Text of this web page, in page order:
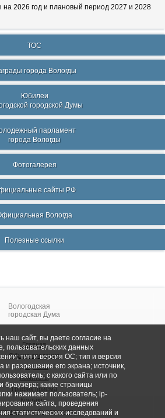
на 2026 год и плановый период 2027 и 2028
ТОС
города Вологды
Юбилеи
городской Думы
парламент
города Вологды
Фотогалерея
сайты РФ
Вологда
Полезные ссылки
Вологодская
городская Дума
Главная
Общие сведения
Депутаты
Комитеты
График приема
Контакты
объединения
наш сайт, вы даете согласие на
пользовательских данных
тип и версия ОС; тип и версия
и разрешение его экрана; источник,
с какого сайта или по
браузера; какие страницы
нажимает пользователь; ip-
сайта, проведения
статистических исследований и